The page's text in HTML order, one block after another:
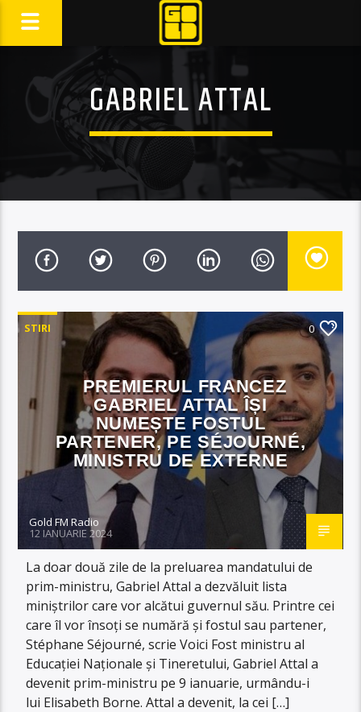
GABRIEL ATTAL
STIRI 0
PREMIERUL FRANCEZ
GABRIEL ATTAL ÎȘI
NUMEȘTE FOSTUL
PARTENER, PE SÉJOURNÉ,
MINISTRU DE EXTERNE
Gold FM Radio
12 IANUARIE 2024
La doar două zile de la preluarea mandatului de
prim-ministru, Gabriel Attal a dezvăluit lista
miniștrilor care vor alcătui guvernul său. Printre cei
care îl vor însoți se numără și fostul sau partener,
Stéphane Séjourné, scrie Voici Fost ministru al
Educației Naționale și Tineretului, Gabriel Attal a
devenit prim-ministru pe 9 ianuarie, urmându-i
lui Elisabeth Borne. Attal a devenit, la cei […]